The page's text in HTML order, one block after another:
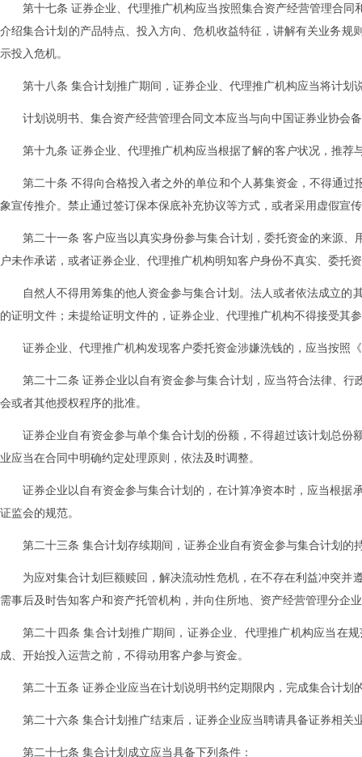
第十七条 证券企业、代理推广机构应当按照集合资产经营管理合
介绍集合计划的产品特点、投入方向、危机收益特征，讲解有关业务
示投入危机。
第十八条 集合计划推广期间，证券企业、代理推广机构应当将计
计划说明书、集合资产经营管理合同文本应当与向中国证券业协会
第十九条 证券企业、代理推广机构应当根据了解的客户状况，推
第二十条 不得向合格投入者之外的单位和个人募集资金，不得通
象宣传推介。禁止通过签订保本保底补充协议等方式，或者采用虚假宣
第二十一条 客户应当以真实身份参与集合计划，委托资金的来源
户未作承诺，或者证券企业、代理推广机构明知客户身份不真实、委
自然人不得用筹集的他人资金参与集合计划。法人或者依法成立
的证明文件；未提给证明文件的，证券企业、代理推广机构不得接受其
证券企业、代理推广机构发现客户委托资金涉嫌洗钱的，应当按照
第二十二条 证券企业以自有资金参与集合计划，应当符合法律、
会或者其他授权程序的批准。
证券企业自有资金参与单个集合计划的份额，不得超过该计划总
业应当在合同中明确约定处理原则，依法及时调整。
证券企业以自有资金参与集合计划的，在计算净资本时，应当根
证监会的规范。
第二十三条 集合计划存续期间，证券企业自有资金参与集合计划
为应对集合计划巨额赎回，解决流动性危机，在不存在利益冲突
需事后及时告知客户和资产托管机构，并向住所地、资产经营管理分企
第二十四条 集合计划推广期间，证券企业、代理推广机构应当在
成、开始投入运营之前，不得动用客户参与资金。
第二十五条 证券企业应当在计划说明书约定期限内，完成集合计划
第二十六条 集合计划推广结束后，证券企业应当聘请具备证券相
第二十七条 集合计划成立应当具备下列条件：